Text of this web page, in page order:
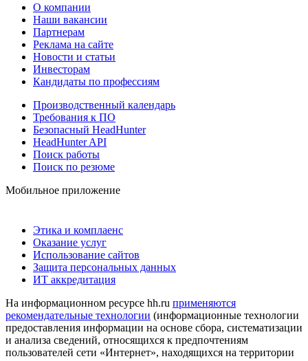
О компании
Наши вакансии
Партнерам
Реклама на сайте
Новости и статьи
Инвесторам
Кандидаты по профессиям
Производственный календарь
Требования к ПО
Безопасный HeadHunter
HeadHunter API
Поиск работы
Поиск по резюме
Мобильное приложение
Этика и комплаенс
Оказание услуг
Использование сайтов
Защита персональных данных
ИТ аккредитация
На информационном ресурсе hh.ru применяются
рекомендательные технологии (информационные технологии
предоставления информации на основе сбора, систематизации
и анализа сведений, относящихся к предпочтениям
пользователей сети «Интернет», находящихся на территории